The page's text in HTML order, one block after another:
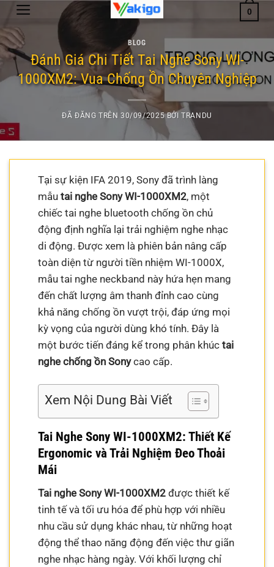
Chuyển
nội
dung
0
BLOG
Đánh Giá Chi Tiết Tai Nghe Sony WI-
1000XM2: Vua Chống Ồn Chuyên Nghiệp
ĐÃ ĐĂNG TRÊN30/09/2025 BỞITRANDU
Tại sự kiện IFA 2019, Sony đã trình làng
mẫutai nghe Sony WI-1000XM2, một
chiếc tai nghe bluetooth chống ồn chủ
động định nghĩa lại trải nghiệm nghe nhạc
di động. Được xem là phiên bản nâng cấp
toàn diện từ người tiền nhiệm WI-1000X,
mẫu tai nghe neckband này hứa hẹn mang
đến chất lượng âm thanh đỉnh cao cùng
khả năng chống ồn vượt trội, đáp ứng mọi
kỳ vọng của người dùng khó tính. Đây là
một bước tiến đáng kể trong phân khúctai
nghe chống ồn Sonycao cấp.
Xem Nội Dung Bài Viết
Tai Nghe Sony WI-1000XM2: Thiết Kế
Ergonomic và Trải Nghiệm Đeo Thoải
Mái
Tai nghe Sony WI-1000XM2 được thiết kế
tinh tế và tối ưu hóa để phù hợp với nhiều
nhu cầu sử dụng khác nhau, từ những hoạt
động thể thao năng động đến việc thư giãn
nghe nhạc hàng ngày. Với khối lượng chỉ